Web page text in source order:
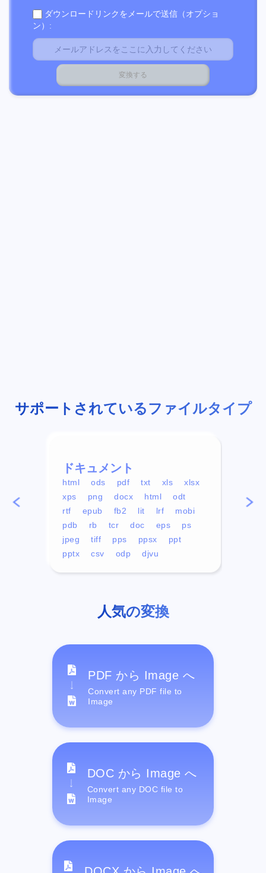
ダウンロードリンクをメールで送信（オプショ
ン）:
サポートされているファイルタイプ
ドキュメント
html ods pdf txt xls
xlsx
xps
png docx html
odt
rtf
epub fb2 lit lrf
mobi
pdb
rb tcr doc eps
ps
jpeg
tiff pps ppsx
ppt
pptx
csv odp djvu
mp4
人気の変換
PDF から Image へ
Convert any PDF file to
Image
DOC から Image へ
Convert any DOC file to
Image